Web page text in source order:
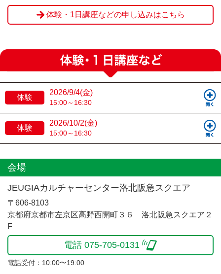
体験・1日講座などの申し込みはこちら
体験
2026/9/4(金)
15:00～16:30
体験
2026/10/2(金)
15:00～16:30
会場
JEUGIAカルチャーセンター洛北阪急スクエア
〒606-8103
京都府京都市左京区高野西開町３６ 洛北阪急スクエア２
F
電話 075-705-0131
電話受付：10:00〜19:00